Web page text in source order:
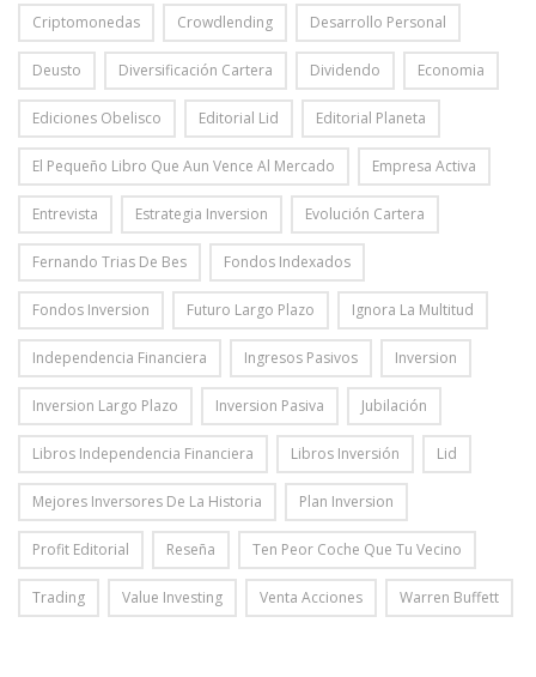
Criptomonedas Crowdlending Desarrollo Personal
Deusto Diversificación Cartera Dividendo Economia
Ediciones Obelisco Editorial Lid Editorial Planeta
El Pequeño Libro Que Aun Vence Al Mercado Empresa Activa
Entrevista Estrategia Inversion Evolución Cartera
Fernando Trias De Bes Fondos Indexados
Fondos Inversion Futuro Largo Plazo Ignora La Multitud
Independencia Financiera Ingresos Pasivos Inversion
Inversion Largo Plazo Inversion Pasiva Jubilación
Libros Independencia Financiera Libros Inversión Lid
Mejores Inversores De La Historia Plan Inversion
Profit Editorial Reseña Ten Peor Coche Que Tu Vecino
Trading Value Investing Venta Acciones Warren Buffett